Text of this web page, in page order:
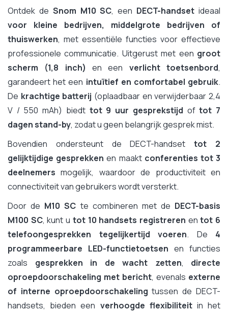
Ontdek de Snom M10 SC, een DECT-handset ideaal
voor kleine bedrijven, middelgrote bedrijven of
thuiswerken, met essentiële functies voor effectieve
professionele communicatie. Uitgerust met een groot
scherm (1,8 inch) en een verlicht toetsenbord,
garandeert het een intuïtief en comfortabel gebruik.
De krachtige batterij (oplaadbaar en verwijderbaar 2,4
V / 550 mAh) biedt tot 9 uur gesprekstijd oftot 7
dagen stand-by, zodat u geen belangrijk gesprek mist.
Bovendien ondersteunt de DECT-handsettot 2
gelijktijdige gesprekken en maakt conferenties tot 3
deelnemers mogelijk, waardoor de productiviteit en
connectiviteit van gebruikers wordt versterkt.
Door de M10 SC te combineren met de DECT-basis
M100 SC, kunt u tot 10 handsets registreren entot 6
telefoongesprekken tegelijkertijd voeren. De 4
programmeerbare LED-functietoetsen en functies
zoals gesprekken in de wacht zetten, directe
oproepdoorschakeling met bericht, evenals externe
of interne oproepdoorschakeling tussen de DECT-
handsets, bieden een verhoogde flexibiliteitin het